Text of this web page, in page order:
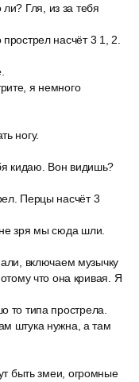
Гля, из за тебя
насчёт 3 1, 2.
я немного
ногу.
кидаю. Вон видишь?
Перцы насчёт 3
зря мы сюда шли.
включаем музычку
что она кривая. Я
то типа прострела.
штука нужна, а там
быть змеи, огромные